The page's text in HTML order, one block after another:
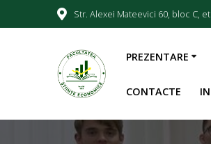
Str. Alexei Mateevici 60, bloc C,
PREZENTARE
CONTACTE